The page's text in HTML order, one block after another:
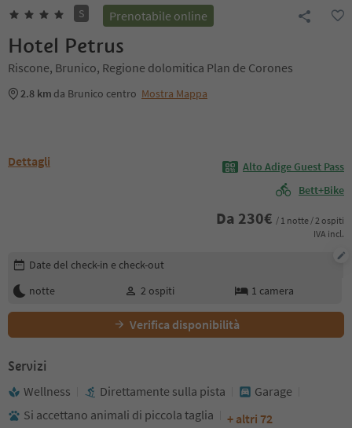
S Prenotabile online
Hotel Petrus
Riscone, Brunico, Regione dolomitica Plan de Corones
2.8 km da Brunico centro Mostra Mappa
Dettagli
Alto Adige Guest Pass
Bett+Bike
Da 230€ / 1 notte / 2 ospiti
IVA incl.
Modifica i dettagli della prenotazione
Date del check-in e check-out
notte
2 ospiti 1 camera
Verifica disponibilità
Servizi
Wellness Direttamente sulla pista
Garage
Si accettano animali di piccola taglia
+ altri 72